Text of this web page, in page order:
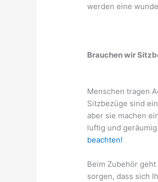
werden eine
Brauchen wir
Menschen tragen
Sitzbezüge sind
aber sie machen
luftig und
beachten!
Beim Zubehör
sorgen, dass sich